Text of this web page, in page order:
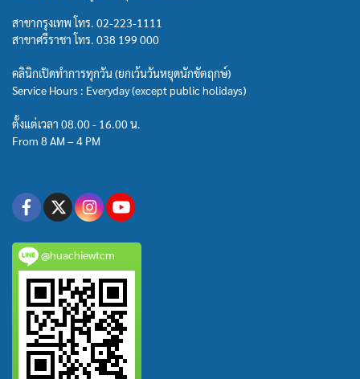
สาขากรุงเทพ โทร. 02-223-1111
สาขาศรีราชา โทร. 038 199 000
คลินิกเปิดทำการทุกวัน (ยกเว้นวันหยุดนักขัตฤกษ์)
Service Hours : Everyday (except public holidays)
ตั้งแต่เวลา 08.00 - 16.00 น.
From 8 AM – 4 PM
@huachiewtcm